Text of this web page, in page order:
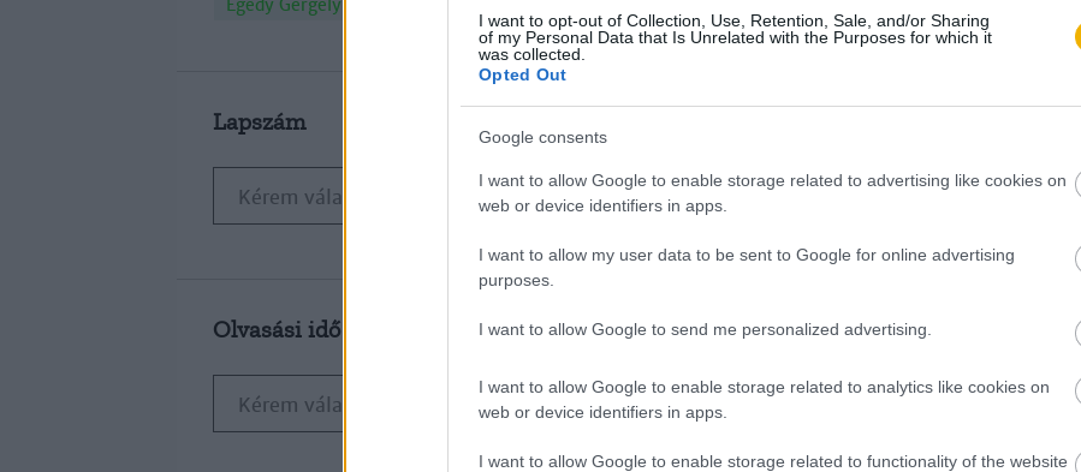
I want to opt-out of Collection, Use, Retention, Sale, and/or Sharing
of my Personal Data that Is Unrelated with the Purposes for which it
was collected.
Opted Out
Google consents
I want to allow Google to enable storage related to advertising like cookies on
web or device identifiers in apps.
I want to allow my user data to be sent to Google for online advertising
purposes.
I want to allow Google to send me personalized advertising.
I want to allow Google to enable storage related to analytics like cookies on
web or device identifiers in apps.
I want to allow Google to enable storage related to functionality of the website
Egedy Gergely
Lapszám
Olvasási idő